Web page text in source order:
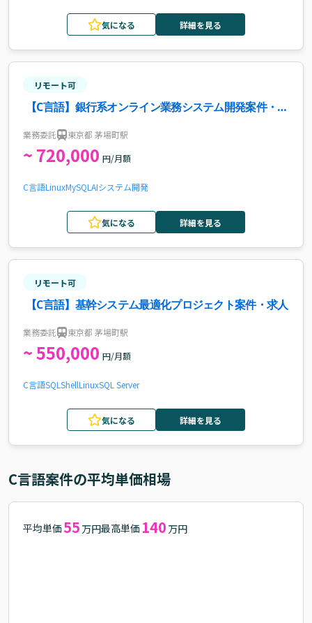
気になる 詳細を見る
リモート可
【C言語】銀行系オンライン業務システム開発案件・求
業務委託 東京都 茅場町駅
~ 720,000 円/月額
C言語LinuxMySQL AIシステム開発
気になる 詳細を見る
リモート可
【C言語】基幹システム最適化プロジェクト案件・求人
業務委託 東京都 茅場町駅
~ 550,000 円/月額
C言語SQL ShellLinuxSQL Server
気になる 詳細を見る
C言語案件の平均単価相場
平均単価55 万円最高単価 140 万円